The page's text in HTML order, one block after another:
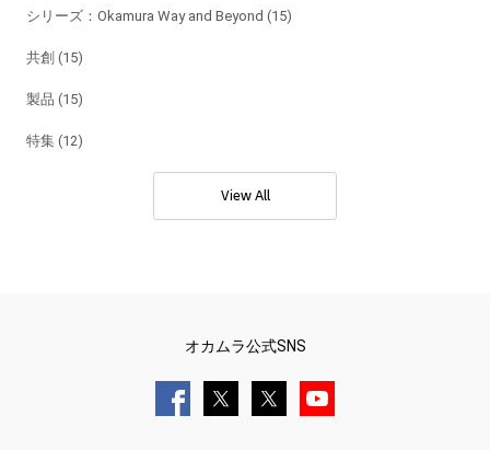
シリーズ：Okamura Way and Beyond (15)
共創 (15)
製品 (15)
特集 (12)
View All
オカムラ公式SNS